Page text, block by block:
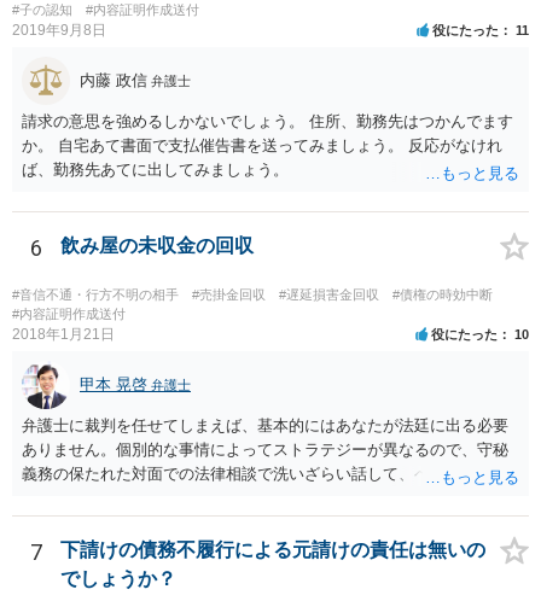
#子の認知 #内容証明作成送付
2019年9月8日 役にたった 11
内藤 政信 弁護士
請求の意思を強めるしかないでしょう。 住所、勤務先はつかんでます
か。 自宅あて書面で支払催告書を送ってみましょう。 反応がなけれ
ば、勤務先あてに出してみましょう。
6 飲み屋の未収金の回収
#音信不通・行方不明の相手 #売掛金回収 #遅延損害金回収
#債権の時効中断
#内容証明作成送付
2018年1月21日 役にたった 10
甲本 晃啓 弁護士
弁護士に裁判を任せてしまえば、基本的にはあなたが法廷に出る必要
ありません。個別的な事情によってストラテジーが異なるので、守秘
義務の保たれた対面での法律相談で洗いざらい話して、ベストな方法
7
下請けの債務不履行による元請けの責任は無いの
でしょうか？